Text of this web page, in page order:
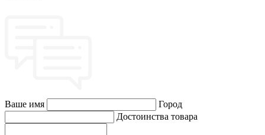
Ваше имя
Город
Достоинства товара